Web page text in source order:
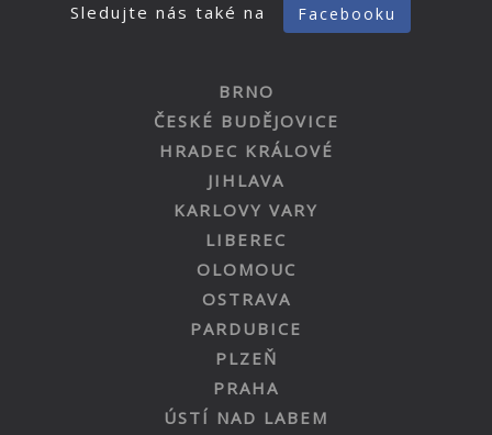
Sledujte nás také na Facebooku
BRNO
ČESKÉ BUDĚJOVICE
HRADEC KRÁLOVÉ
JIHLAVA
KARLOVY VARY
LIBEREC
OLOMOUC
OSTRAVA
PARDUBICE
PLZEŇ
PRAHA
ÚSTÍ NAD LABEM